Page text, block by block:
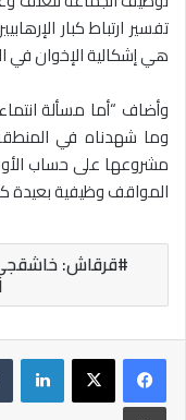
تفسير ارتباط كبار
هي إشكالية الإخوان في
وأضاف “أما مسألة
وما شهدناه في
مشروعها على حساب
المواقف وظيفية بعيدة
قرقاش:
طباعة